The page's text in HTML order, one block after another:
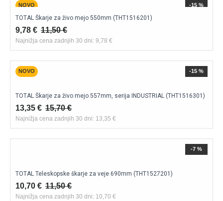
NOVO -15 %
TOTAL Škarje za živo mejo 550mm (THT1516201)
9,78 € 11,50 €
Najnižja cena zadnjih 30 dni: 9,78 €
NOVO -15 %
TOTAL Škarje za živo mejo 557mm, serija INDUSTRIAL (THT1516301)
13,35 € 15,70 €
Najnižja cena zadnjih 30 dni: 13,35 €
-7 %
TOTAL Teleskopske škarje za veje 690mm (THT1527201)
10,70 € 11,50 €
Najnižja cena zadnjih 30 dni: 10,70 €